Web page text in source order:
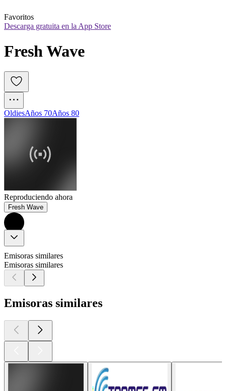
Favoritos
Descarga gratuita en la App Store
Fresh Wave
OldiesAños 70Años 80
Reproduciendo ahora
Fresh Wave
Emisoras similares
Emisoras similares
Emisoras similares